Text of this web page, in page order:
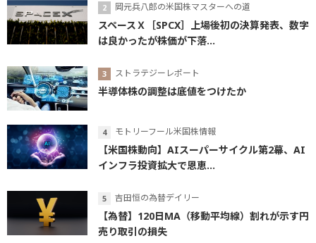
岡元兵八郎の米国株マスターへの道
スペースＸ［SPCX］上場後初の決算発表、数字
は良かったが株価が下落...
ストラテジーレポート
半導体株の調整は底値をつけたか
モトリーフール米国株情報
【米国株動向】AIスーパーサイクル第2幕、AI
インフラ投資拡大で恩恵...
吉田恒の為替デイリー
【為替】120日MA（移動平均線）割れが示す円
売り取引の損失